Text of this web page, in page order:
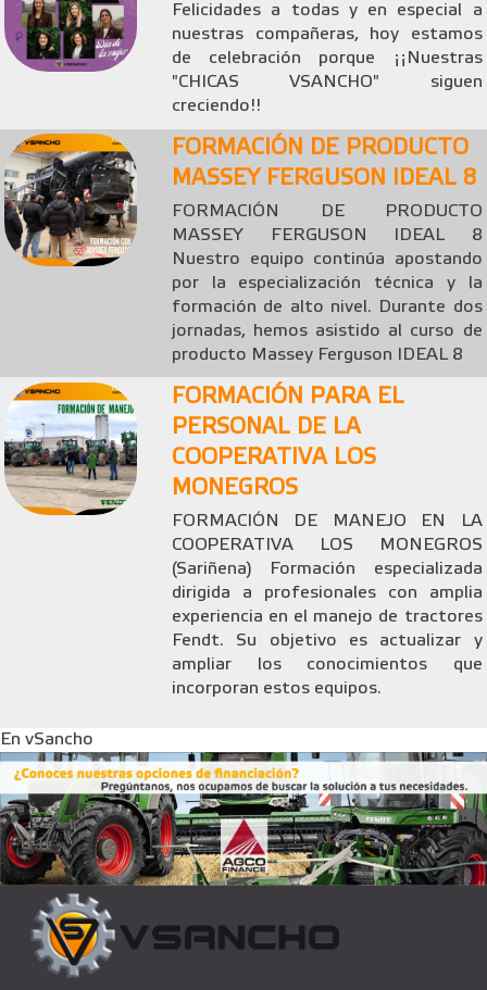
Felicidades a todas y en especial a
nuestras compañeras, hoy estamos
de celebración porque ¡¡Nuestras
"CHICAS VSANCHO" siguen
creciendo!!
FORMACIÓN DE PRODUCTO
MASSEY FERGUSON IDEAL 8
FORMACIÓN DE PRODUCTO
MASSEY FERGUSON IDEAL 8
Nuestro equipo continúa apostando
por la especialización técnica y la
formación de alto nivel. Durante dos
jornadas, hemos asistido al curso de
producto Massey Ferguson IDEAL 8
FORMACIÓN PARA EL
PERSONAL DE LA
COOPERATIVA LOS
MONEGROS
FORMACIÓN DE MANEJO EN LA
COOPERATIVA LOS MONEGROS
(Sariñena) Formación especializada
dirigida a profesionales con amplia
experiencia en el manejo de tractores
Fendt. Su objetivo es actualizar y
ampliar los conocimientos que
incorporan estos equipos.
En vSancho